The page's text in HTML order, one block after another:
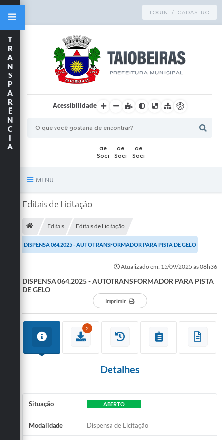
LOGIN / CADASTRO
Acessibilidade
MENU
Principal
A Nossa Cidade
Legislação
Notícias
Conselho Tutelar.
Carta de Serviços
T
R
A
N
S
P
A
R
Ê
N
C
I
A
Editais de Licitação
Editais Editais de Licitação
DISPENSA 064.2025 - AUTOTRANSFORMADOR PARA PISTA DE GELO
Atualizado em: 15/09/2025 às 08h36
DISPENSA 064.2025 - AUTOTRANSFORMADOR PARA PISTA
DE GELO
Imprimir
2
Detalhes
Situação ABERTO
Modalidade Dispensa de Licitação